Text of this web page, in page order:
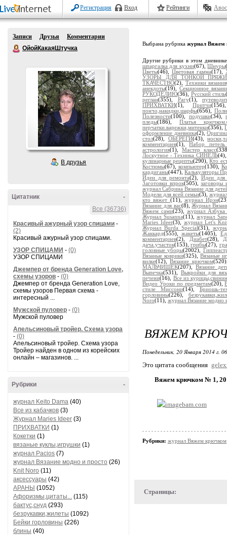
Регистрация Вход Рейтинги
Записи Друзья
Комментарии
ОйойКакаяШтучка
В друзья
-
Цитатник
Все (36736)
Красивый ажурный узор спицами -
(2)
Красивый ажурный узор спицами.
УЗОР СПИЦАМИ - (0)
УЗОР СПИЦАМИ
Джемпер от бренда Generation Love,
схемы узоров - (0)
Джемпер от бренда Generation Love,
схемы узоров Первая схема -
интересный ...
Мужской пуловер - (0)
Мужской пуловер
Апельсиновый тройер. Схема узора
- (0)
Апельсиновый тройер. Схема узора
Тройер найден в одном из корейских
онлайн – магазинов. ...
-
Рубрики
журнал Keito Dama (40)
Все из кабачков (3)
Журнал Maries Ideer (3)
ПРИХВАТКИ (1)
Кокетки (1)
вязаные куклы,игрушки (1)
журнал Pacios (7)
журнал Вязание модно и просто (26)
Knit Noro (11)
аксессуары (42)
АРАНЫ (1052)
Афоризмы,цитаты... (115)
бактус,снуд (293)
безрукавки,жилеты (1092)
Бейки горловины (226)
блины (40)
Выбрана рубрика журнал Вяжем
Другие рубрики в этом
шпаргалка для кухни(67),Шнуры
Цветы(46), Цветовая гамма(17),
УЗОРЫ ДЛЯ ТОНКОЙ
ТКАЧЕСТВО(2), Техники вязания
анекдоты(19),Секционное
РУКОДЕЛИЮ(36), Русский стиль
реглан(355), Рагу(1),
ПРИХВАТКИ(1), Притчи
пончо,накидки,шарфы(656),
Полезности(100), подушки(34),
пледы(186),Платья крючком.
перчатки.варежки,митенки(356),
оформление дневника(2),
стол(28), ОБЕРЕГИ(43),
комментариев(1),Набор
астрология(1),Мастер класс
Лоскутное - Техника СИНЕЛЬ
кулинарные рецепты(290),Кто
Костюмы(67),компьютер(130),
кардиганы(447),Калькуляторы
Идеи для ремонта(2), Идеи для
Заготовки впрок(505),заговоры
журнал Сабрина Вязание для
Модели для всей семьи(3),
кто вяжет (11),журнал Ирэн
Вязание для вас(8),Журнал
Вяжем сами(23), журнал Азбука
Журнал Susanna(11),журнал
Maries Ideer(3),журнал Let's
Журнал Burda Special(31),
Жаккард(555),жакеты(1405),
комментариев(2), Диабет(28),
дача.участок(153),грибы(27),
головные уборы(2002),
Вязаные коврики(325),Вязаные
вилке(12),Вязание крючком
МАЛЬЧИШЕК(207), Вязание
Выпечка(531), Выкройки для
печени(16), Все из
Видео Уроки по предметам(20),
стиле Миссони(14), Бриошь-
горловины(226),
Noro(11), журнал Вязание модно
ВЯЖЕМ
Понедельник, 20 Января 2014 г.
Это цитата сообщения
Вяжем крючком № 1,
Рубрики: журнал Вяжем крючком
Страницы: